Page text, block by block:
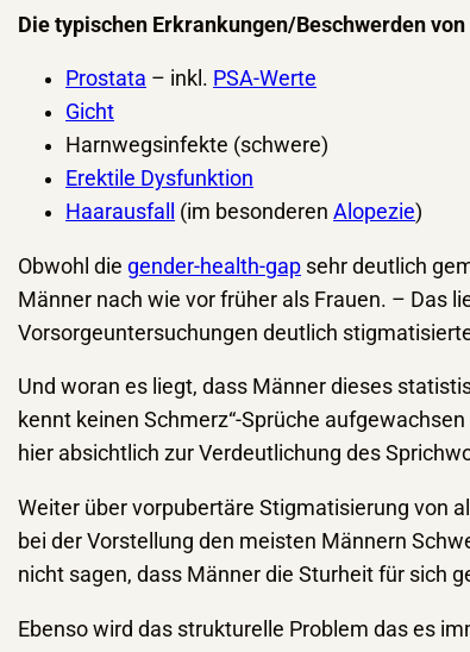
Die typischen Erkrankungen/Beschwerden
Prostata – inkl. PSA-Werte
Gicht
Harnwegsinfekte (schwere)
Erektile Dysfunktion
Haarausfall
(im besonderenAlopezie)
Obwohl die gender-health-gap sehr deutlich
Männer nach wie vor früher als Frauen. – Das
Vorsorgeuntersuchungen deutlich
Und woran es liegt, dass Männer dieses
kennt keinen Schmerz“-Sprüche
hier absichtlich zur Verdeutlichung des
Weiter über vorpubertäre Stigmatisierung von
bei der Vorstellung den meisten Männern
nicht sagen, dass Männer die Sturheit für sich
Ebenso wird das strukturelle Problem das es